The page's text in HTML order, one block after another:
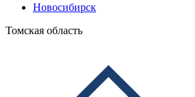
Новосибирск
Томская область